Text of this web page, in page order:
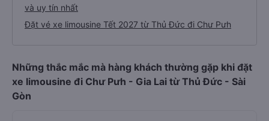
và uy tín nhất
Đặt vé xe limousine Tết 2027 từ Thủ Đức đi Chư Pưh
Những thắc mắc mà hàng khách thường gặp khi đặt
xe limousine đi Chư Pưh - Gia Lai từ Thủ Đức - Sài
Gòn